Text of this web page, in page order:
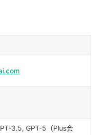
3.5, GPT-5（Plus会